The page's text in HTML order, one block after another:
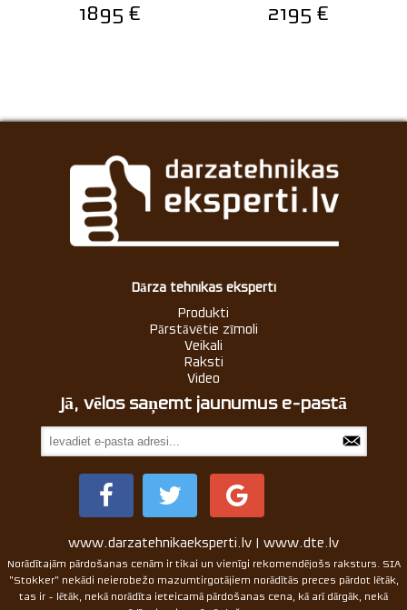
1895 € 2195 €
Dārza tehnikas eksperti
Produkti
Pārstāvētie zīmoli
Veikali
Raksti
Video
Jā, vēlos saņemt jaunumus e-pastā
www.darzatehnikaeksperti.lv | www.dte.lv
Norādītajām pārdošanas cenām ir tikai un vienīgi rekomendējošs raksturs. SIA
"Stokker" nekādi neierobežo mazumtirgotājiem norādītās preces pārdot lētāk,
tas ir - lētāk, nekā norādīta ieteicamā pārdošanas cena, kā arī dārgāk, nekā